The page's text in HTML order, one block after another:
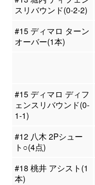
スリバウンド(0-2-2)
#15 ディマロ ターン
オーバー(1本)
#15 ディマロ ディフ
ェンスリバウンド(0-
1-1)
#12 八木 2Pシュー
ト○(4点)
#18 桃井 アシスト(1
本)